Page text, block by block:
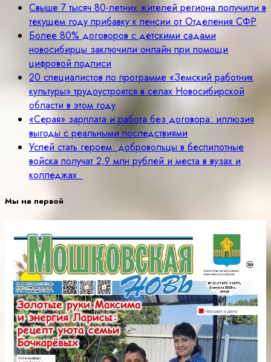
Свыше 7 тысяч 80-летних жителей региона получили в
текущем году прибавку к пенсии от Отделения СФР
Более 80% договоров с детскими садами
новосибирцы заключили онлайн при помощи
цифровой подписи
20 специалистов по программе «Земский работник
культуры» трудоустроятся в селах Новосибирской
области в этом году
«Серая» зарплата и работа без договора: иллюзия
выгоды с реальными последствиями
Успей стать героем: добровольцы в беспилотные
войска получат 2,9 млн рублей и места в вузах и
колледжах
Мы на первой